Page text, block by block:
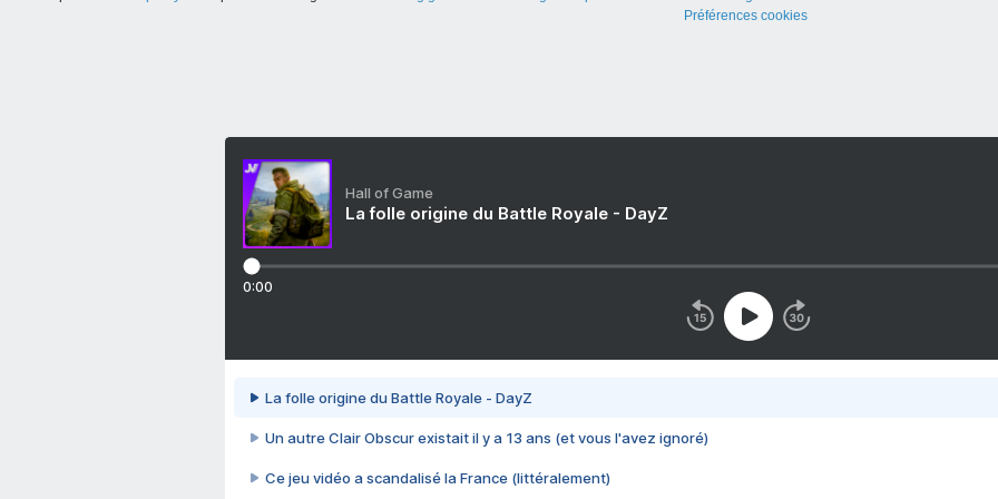
Préférences cookies
Hall of Game
La folle origine du Battle Royale - DayZ
0:00
La folle origine du Battle Royale - DayZ
Un autre Clair Obscur existait il y a 13 ans (et vous l'avez ignoré)
Ce jeu vidéo a scandalisé la France (littéralement)